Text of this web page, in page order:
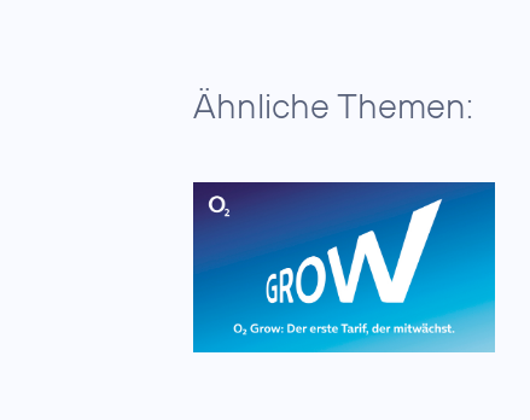
Ähnliche Themen: